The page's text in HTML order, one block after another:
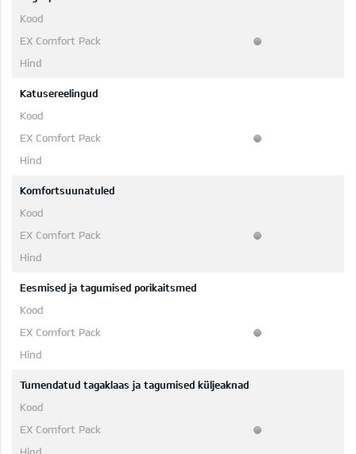
Katusereelingud
Komfortsuunatuled
Eesmised ja tagumised porikaitsmed
Tumendatud tagaklaas ja tagumised küljeaknad